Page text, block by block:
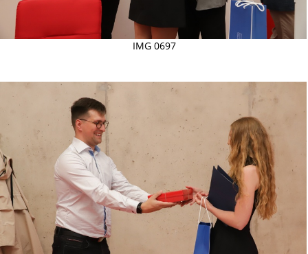
IMG 0697